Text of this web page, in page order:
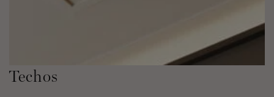
Techos